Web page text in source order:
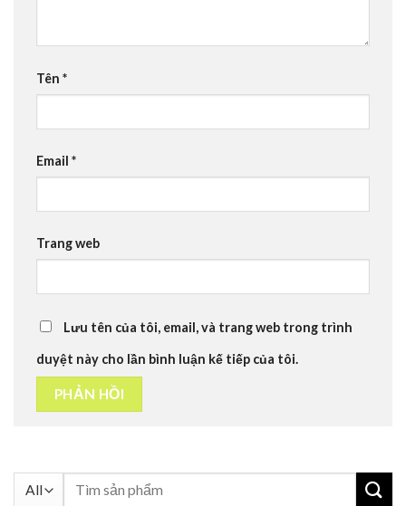
Tên *
Email *
Trang web
Lưu tên của tôi, email, và trang web trong trình
duyệt này cho lần bình luận kế tiếp của tôi.
Tìm